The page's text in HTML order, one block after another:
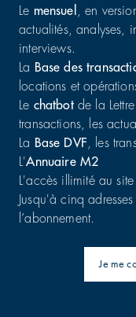
Le mensuel
, en
actualités, analyses,
interviews.
La Base des
locations et
Le chatbotde la Lettre
transactions, les
La Base DVF , les
L'Annuaire M2
L'accès illimité au site
Jusqu'à cinq
l’abonnement.
Je me